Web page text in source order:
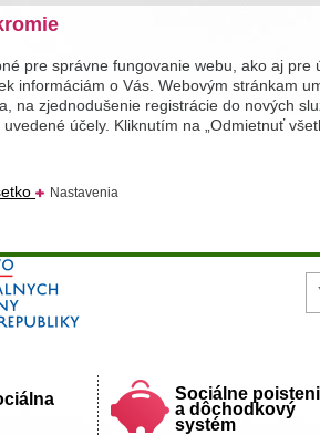
pre správne fungovanie webu, ako aj
informáciám o Vás. Webovým stránkam
na zjednodušenie registrácie do nových
účely. Kliknutím na „Odmietnuť
Nastavenia
sociálnych vecí a rodiny
Sociálne
a dôchodkový
systém